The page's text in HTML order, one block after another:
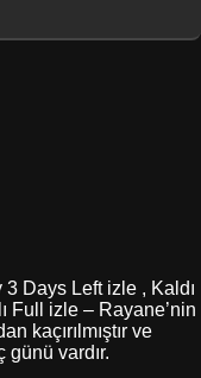
Days Left izle , Kaldı
Full izle – Rayane’nin
kaçırılmıştır ve
vardır.